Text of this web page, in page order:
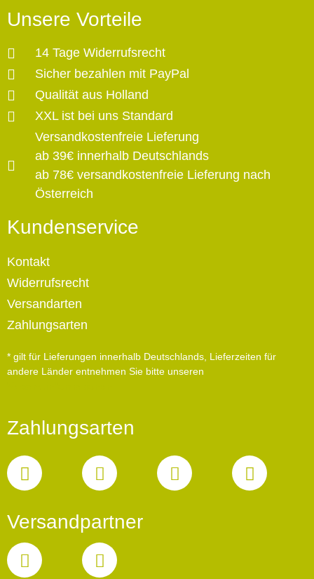
Unsere Vorteile
14 Tage Widerrufsrecht
Sicher bezahlen mit PayPal
Qualität aus Holland
XXL ist bei uns Standard
Versandkostenfreie Lieferung
ab 39€ innerhalb Deutschlands
ab 78€ versandkostenfreie Lieferung nach
Österreich
Kundenservice
Kontakt
Widerrufsrecht
Versandarten
Zahlungsarten
* gilt für Lieferungen innerhalb Deutschlands, Lieferzeiten für
andere Länder entnehmen Sie bitte unseren
Zahlungsarten
Versandpartner